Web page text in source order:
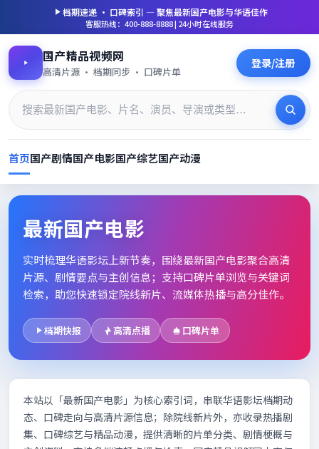
档期速递 · 口碑索引 — 聚焦最新国产电影与华语佳作
客服热线：400-888-8888 | 24小时在线服务
国产精品视频网
高清片源 · 档期同步 · 口碑片单
登录/注册
首页国产剧情国产电影国产综艺国产动漫
最新国产电影_高清片单档期
最新国产电影
实时梳理华语影坛上新节奏，围绕最新国产电影聚合高清
片源、剧情要点与主创信息；支持口碑片单浏览与关键词
检索，助您快速锁定院线新片、流媒体热播与高分佳作。
档期快报 高清点播 口碑片单
本站以「最新国产电影」为核心索引词，串联华语影坛档期动
态、口碑走向与高清片源信息；除院线新片外，亦收录热播剧
集、口碑综艺与精品动漫，提供清晰的片单分类、剧情梗概与